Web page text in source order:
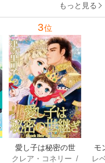
サラ･ウッド/流
水凛子
もっと見る
3位
愛し子は秘密の世
継ぎ
クレア・コネリー /
モ
結
レ